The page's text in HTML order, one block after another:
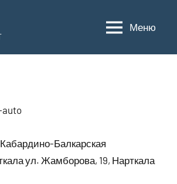
Меню
auto
Балкарская
ул. Жамборова, 19, Нарткала